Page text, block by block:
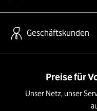
Geschäftskunden
Preise für
Unser Netz, unser